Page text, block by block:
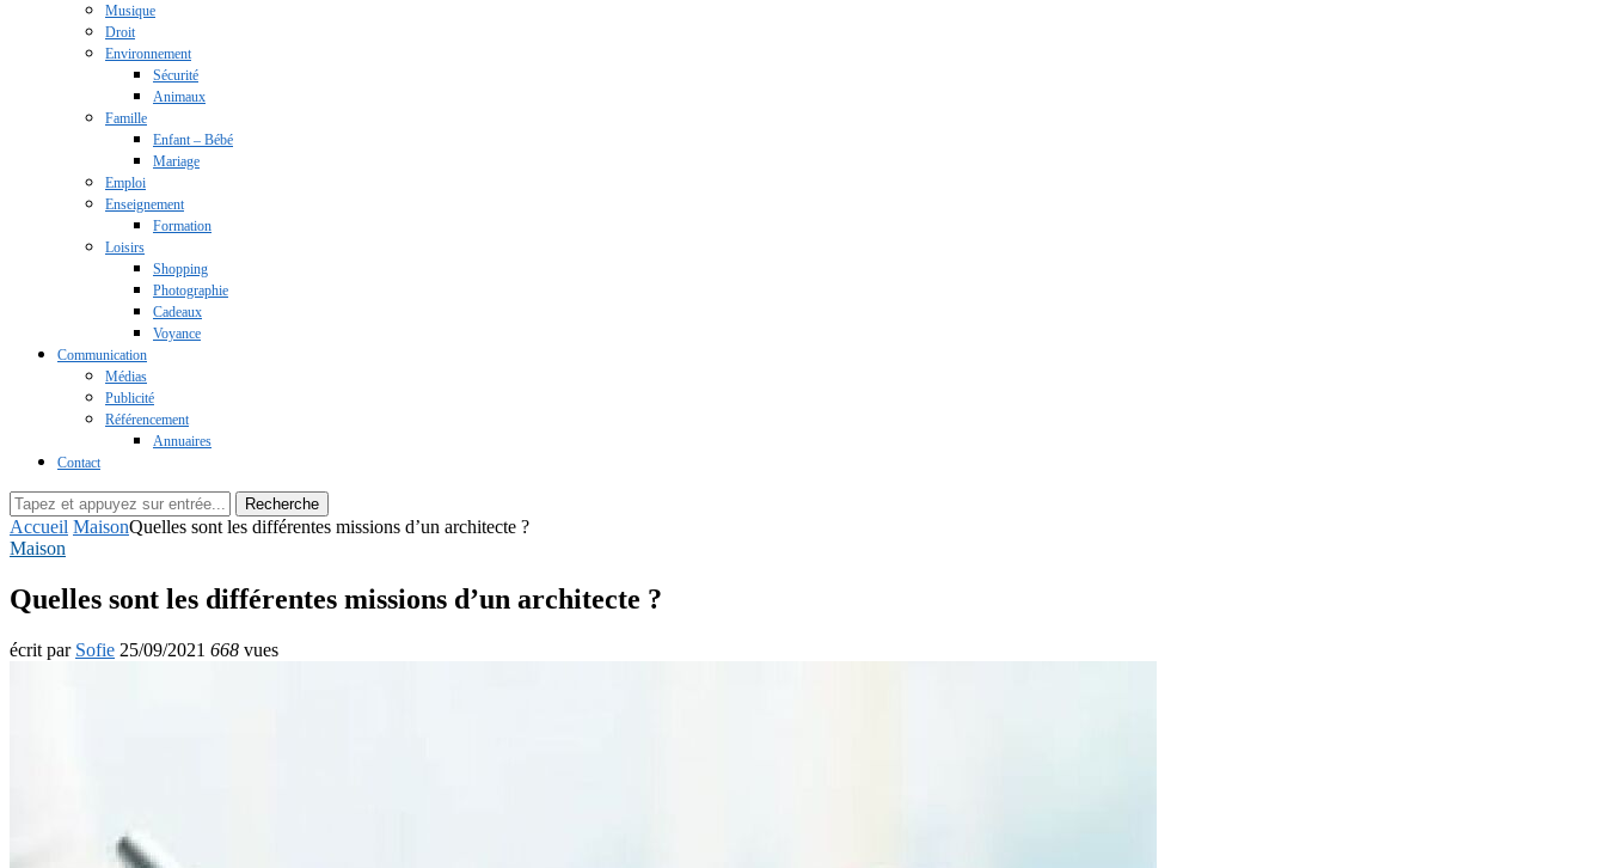
Musique
Droit
Environnement
Sécurité
Animaux
Famille
Enfant – Bébé
Mariage
Emploi
Enseignement
Formation
Loisirs
Shopping
Photographie
Cadeaux
Voyance
Communication
Médias
Publicité
Référencement
Annuaires
Contact
Recherche
Accueil MaisonQuelles sont les différentes missions d’un architecte ?
Maison
Quelles sont les différentes missions d’un architecte ?
écrit par Sofie 25/09/2021 668 vues